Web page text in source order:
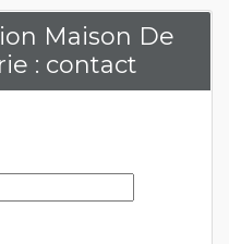
Maison De
: contact